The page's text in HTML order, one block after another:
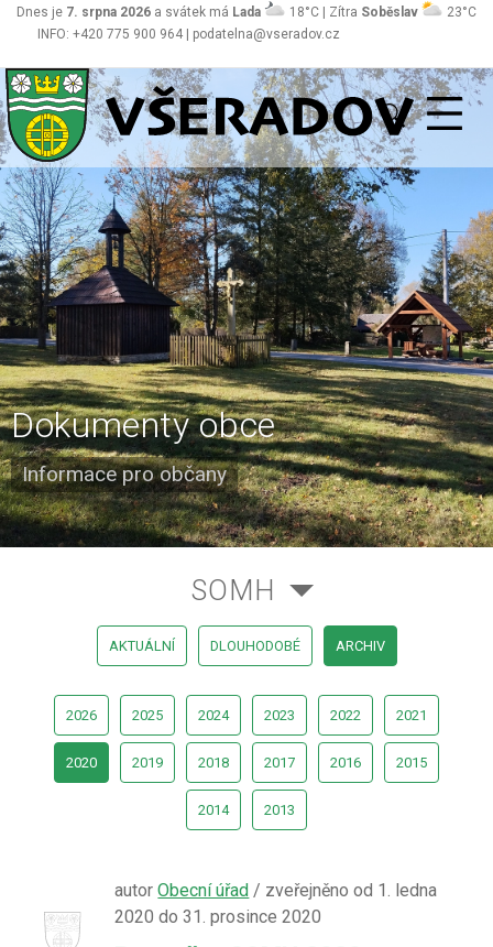
INFO: +420 775 900 964 | podatelna@vseradov.cz
Dnes je 7. srpna 2026 a svátek má Lada 18°C | Zítra Soběslav 23°C
Všeradov
Dokumenty obce
Informace pro občany
SOMH
AKTUÁLNÍ DLOUHODOBÉ ARCHIV
2026 2025 2024 2023 2022 2021
2020 2019 2018 2017 2016 2015
2014 2013
autorObecní úřad / zveřejněno od 1. ledna
2020 do 31. prosince 2020